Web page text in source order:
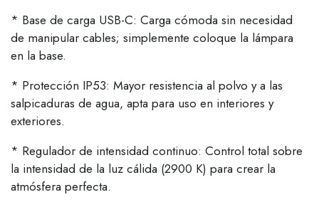
* Base de carga USB-C: Carga cómoda sin necesidad
de manipular cables; simplemente coloque la lámpara
en la base.
* Protección IP53: Mayor resistencia al polvo y a las
salpicaduras de agua, apta para uso en interiores y
exteriores.
* Regulador de intensidad continuo: Control total sobre
la intensidad de la luz cálida (2900 K) para crear la
atmósfera perfecta.